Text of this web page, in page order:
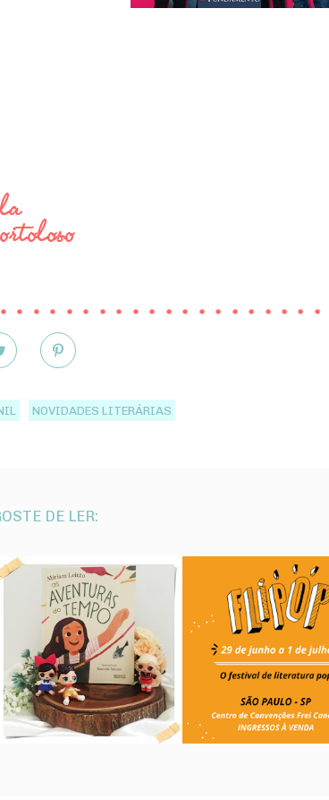
NOVIDADES LITERÁRIAS
DE LER: